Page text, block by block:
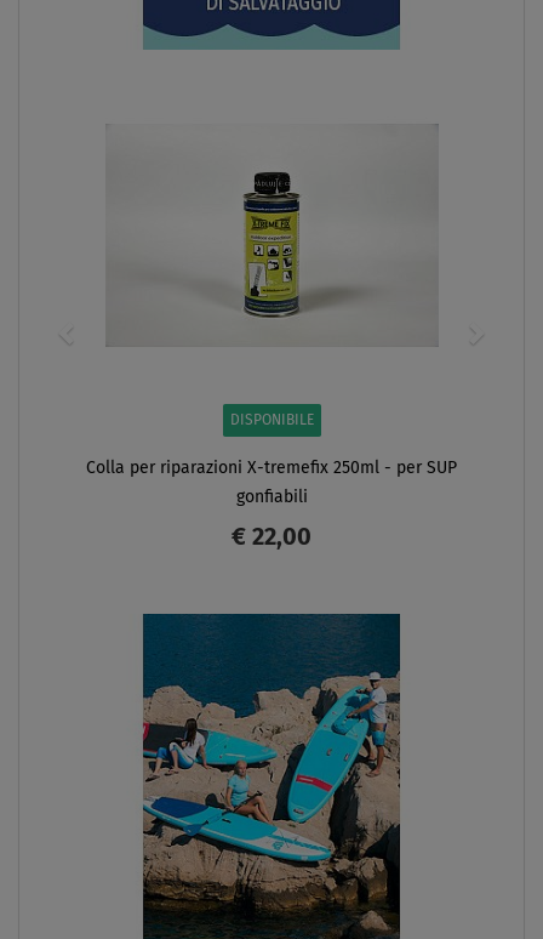
DISPONIBILE
Colla per riparazioni X-tremefix 250ml - per SUP
gonfiabili
€ 22,00